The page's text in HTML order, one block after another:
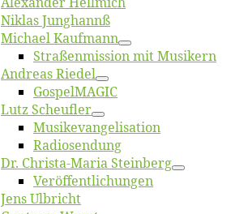
Ni­klas Junghannß
Mi­cha­el Kaufmann
Straßenmis­sion mit Musikern
An­dre­as Riedel
Gos­pel­MA­GIC
Lutz Scheuf­ler
Musikevan­ge­li­sa­tion
Ra­dio­sen­dung
Dr. Chris­­ta-Ma­ria Steinberg
Ver­öf­fent­li­chun­gen
Jens Ulb­richt